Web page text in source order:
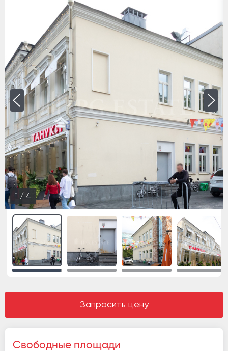
1 / 4
Запросить цену
Свободные площади